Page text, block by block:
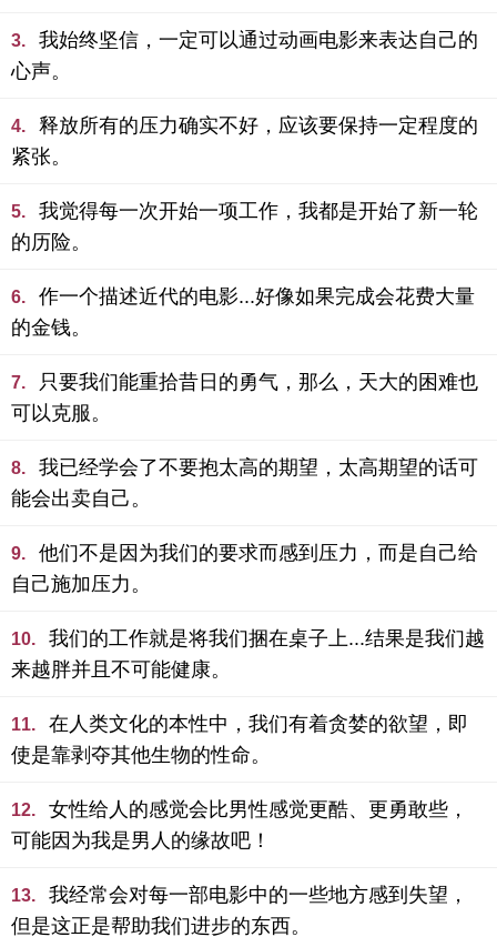
3.
我始终坚信，一定可以通过动画电影来表达自己的
心声。
4.
释放所有的压力确实不好，应该要保持一定程度的
紧张。
5.
我觉得每一次开始一项工作，我都是开始了新一轮
的历险。
6.
作一个描述近代的电影...好像如果完成会花费大量
的金钱。
7.
只要我们能重拾昔日的勇气，那么，天大的困难也
可以克服。
8.
我已经学会了不要抱太高的期望，太高期望的话可
能会出卖自己。
9.
他们不是因为我们的要求而感到压力，而是自己给
自己施加压力。
10.
我们的工作就是将我们捆在桌子上...结果是我们越
来越胖并且不可能健康。
11.
在人类文化的本性中，我们有着贪婪的欲望，即
使是靠剥夺其他生物的性命。
12.
女性给人的感觉会比男性感觉更酷、更勇敢些，
可能因为我是男人的缘故吧！
13.
我经常会对每一部电影中的一些地方感到失望，
但是这正是帮助我们进步的东西。